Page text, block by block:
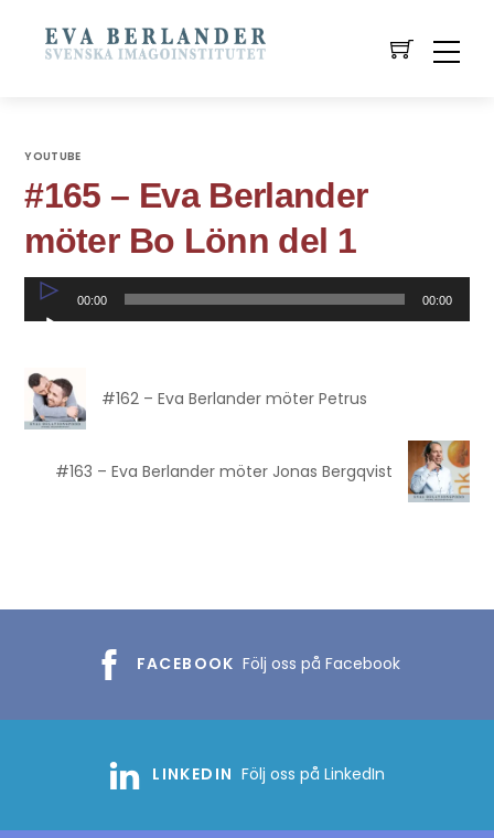
YOUTUBE
#165 – Eva Berlander
möter Bo Lönn del 1
Ljudspelare
00:00 00:00
#162 – Eva Berlander möter Petrus
#163 – Eva Berlander möter Jonas Bergqvist
FACEBOOK Följ oss på Facebook
LINKEDIN Följ oss på LinkedIn